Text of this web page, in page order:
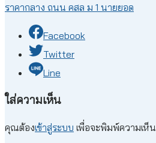
ราคากลาง ถนน คสล ม 1 นายยอด
Facebook
Twitter
Line
ใส่ความเห็น
คุณต้องเข้าสู่ระบบ เพื่อจะพิมพ์ความเห็น